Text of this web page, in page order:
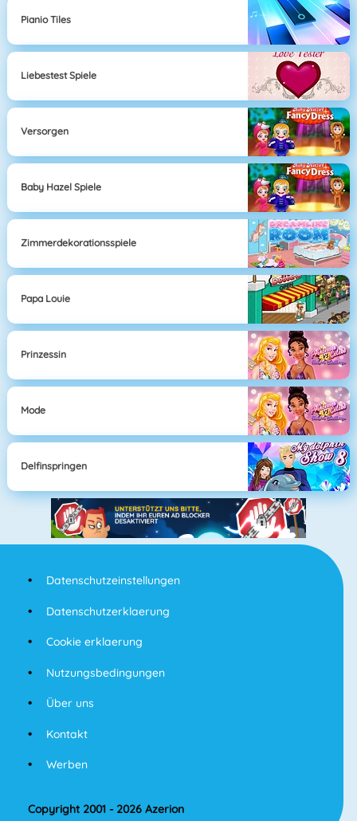
Pianio Tiles
Liebestest Spiele
Versorgen
Baby Hazel Spiele
Zimmerdekorationsspiele
Papa Louie
Prinzessin
Mode
Delfinspringen
Datenschutzeinstellungen
Datenschutzerklaerung
Cookie erklaerung
Nutzungsbedingungen
Über uns
Kontakt
Werben
Copyright 2001 - 2026 Azerion